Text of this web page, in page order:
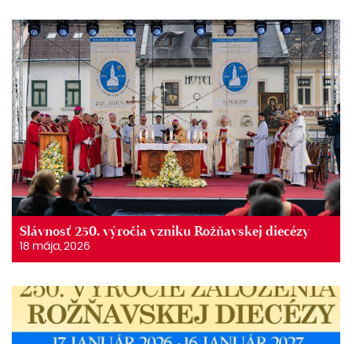
Slávnosť 250. výročia vzniku Rožňavskej diecézy
18 mája, 2026